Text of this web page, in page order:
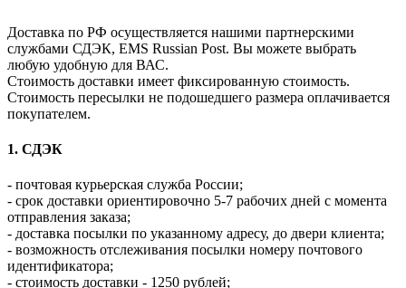
Доставка по РФ осуществляется нашими партнерскими
службами СДЭК, EMS Russian Post. Вы можете выбрать
любую удобную для ВАС.
Стоимость доставки имеет фиксированную стоимость.
Стоимость пересылки не подошедшего размера оплачивается
покупателем.
1. СДЭК
- почтовая курьерская служба России;
- срок доставки ориентировочно 5-7 рабочих дней с момента
отправления заказа;
- доставка посылки по указанному адресу, до двери клиента;
- возможность отслеживания посылки номеру почтового
идентификатора;
- стоимость доставки - 1250 рублей;